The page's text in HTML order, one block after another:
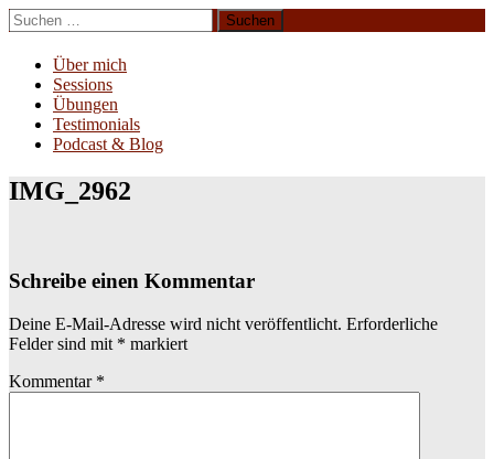
Zum
Inhalt
springen
Suchen
nach:
Über mich
Sessions
Übungen
Testimonials
Podcast & Blog
IMG_2962
Schreibe einen Kommentar
Deine E-Mail-Adresse wird nicht veröffentlicht. Erforderliche
Felder sind mit * markiert
Kommentar *